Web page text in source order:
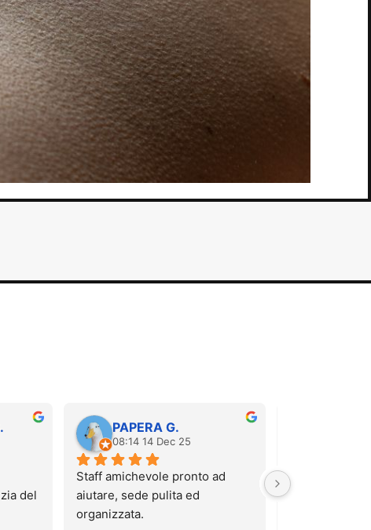
del
PAPERA G.
08:14 14 Dec 25
Staff amichevole pronto ad
aiutare, sede pulita ed
organizzata.
Sono stata